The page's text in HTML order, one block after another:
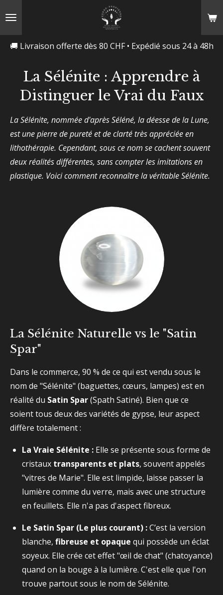
🚚 Livraison offerte dès 80 CHF • Expédié sous 24 à 48h
La Sélénite : Apprendre à
Distinguer le Vrai du Faux
La Sélénite, nommée d'après Séléné, la déesse de la Lune,
est une pierre de pureté et de clarté très appréciée en
lithothérapie. Cependant, sous ce nom se cachent souvent
deux réalités différentes, sans compter les imitations en
plastique. Voici comment reconnaître la véritable Sélénite.
La Sélénite Naturelle vs le "Satin
Spar"
Dans le commerce, 90 % de ce qui est vendu sous le
nom de "Sélénite" (baguettes, cœurs, lampes) est en
réalité du Satin Spar(Spath Satiné). Bien que ce
soient tous deux des variétés de gypse, leur aspect
diffère totalement :
La Vraie Sélénite : Elle se présente sous forme de
cristaux transparents et plats, souvent appelés
"vitres de Marie". Elle est limpide, laisse passer la
lumière comme du verre, mais avec une structure
en feuillets. Elle n'a pas d'aspect fibreux.
Le Satin Spar (Le plus courant) :C’est la version
blanche, fibreuse et opaque qui possède un éclat
soyeux. Elle crée cet effet "œil de chat" (chatoyance)
quand on la bouge à la lumière. C'est elle que l'on
trouve partout sous le nom de Sélénite.